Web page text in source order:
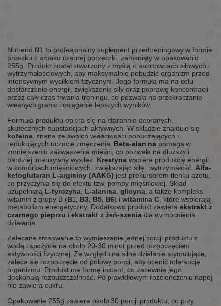
Nutrend N1 to profesjonalny suplement przedtreningowy w formie
proszku o smaku czarnej porzeczki, zamknięty w opakowaniu
255g. Produkt został stworzony z myślą o sportowcach siłowych i
wytrzymałościowych, aby maksymalnie pobudzić organizm przed
intensywnym wysiłkiem fizycznym. Jego formuła ma na celu
dostarczenie energii, zwiększenie siły oraz poprawę koncentracji
przez cały czas trwania treningu, co pozwala na przekraczanie
własnych granic i osiąganie lepszych wyników.
Formuła produktu opiera się na starannie dobranych,
skutecznych substancjach aktywnych. W składzie znajduje się
kofeina , znana ze swoich właściwości pobudzających i
redukujących uczucie zmęczenia. Beta-alanina pomaga w
zmniejszeniu zakwaszenia mięśni, co pozwala na dłuższy i
bardziej intensywny wysiłek. Kreatyna wspiera produkcję energii
w komórkach mięśniowych, zwiększając siłę i wytrzymałość. Alfa-
ketoglutaran L-argininy (AAKG) jest prekursorem tlenku azotu,
co przyczynia się do efektu tzw. pompy mięśniowej. Skład
uzupełniają L-tyrozyna L-alanina glicyna , a także kompleks
witamin z grupy B (B1, B3, B5, B6) i witamina C , które wspierają
metabolizm energetyczny. Dodatkowo produkt zawiera ekstrakt z
czarnego pieprzu i ekstrakt z żeń-szenia dla wzmocnienia
działania.
Zalecane stosowanie to wymieszanie jednej porcji produktu z
wodą i spożycie na około 20-30 minut przed rozpoczęciem
aktywności fizycznej. Ze względu na silne działanie stymulujące,
zaleca się rozpoczęcie od połowy porcji, aby ocenić tolerancję
organizmu. Produkt ma formę instant, co zapewnia jego
doskonałą rozpuszczalność. Po prawidłowym rozcieńczeniu napój
nie zawiera cukru.
Opakowanie 255g zawiera około 30 porcji produktu, co przy